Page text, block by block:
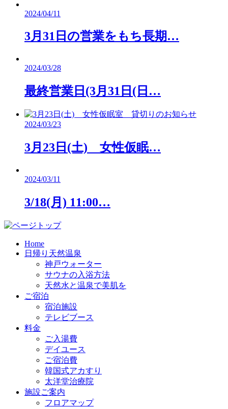
2024/04/11
3月31日の営業をもち長期…
2024/03/28
最終営業日(3月31日(日…
2024/03/23
3月23日(土) 女性仮眠…
2024/03/11
3/18(月) 11:00…
Home
日帰り天然温泉
神戸ウォーター
サウナの入浴方法
天然水と温泉で美肌を
ご宿泊
宿泊施設
テレビブース
料金
ご入湯費
デイユース
ご宿泊費
韓国式アカすり
太洋堂治療院
施設ご案内
フロアマップ